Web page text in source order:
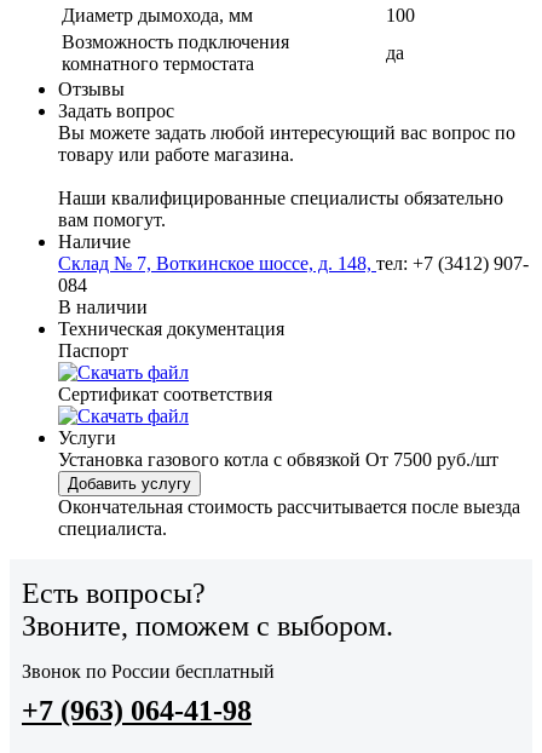
Диаметр дымохода, мм
100
Возможность подключения
комнатного термостата
да
Отзывы
Задать вопрос
Вы можете задать любой интересующий вас вопрос по
товару или работе магазина.
Наши квалифицированные специалисты обязательно
вам помогут.
Наличие
Склад № 7, Воткинское шоссе, д. 148, тел: +7 (3412) 907-
084
В наличии
Техническая документация
Паспорт
Сертификат соответствия
Услуги
Установка газового котла с обвязкой От 7500 руб./шт
Добавить услугу
Окончательная стоимость рассчитывается после выезда
специалиста.
Есть вопросы?
Звоните, поможем с выбором.
Звонок по России бесплатный
+7 (963) 064-41-98